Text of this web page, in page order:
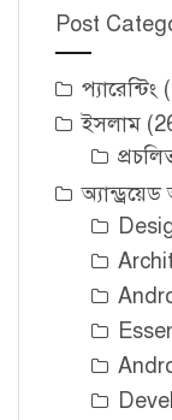
Post
প্যারেন্টিং
ইসলাম